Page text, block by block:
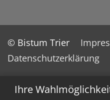
Ihre
© Bistum Trier
Datenschutzerklärung